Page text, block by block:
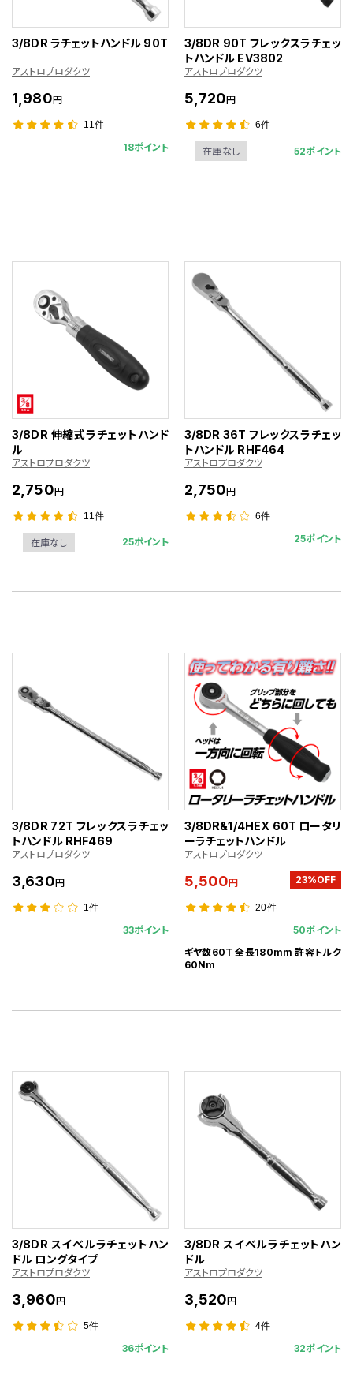
3/8DR ラチェットハンドル 90T
アストロプロダクツ
1,980円
11件
18ポイント
3/8DR 90T フレックスラチェッ
トハンドル EV3802
アストロプロダクツ
5,720円
6件
在庫なし 52ポイント
3/8DR 伸縮式ラチェットハンド
ル
アストロプロダクツ
2,750円
11件
在庫なし 25ポイント
3/8DR 36T フレックスラチェッ
トハンドル RHF464
アストロプロダクツ
2,750円
6件
25ポイント
3/8DR 72T フレックスラチェッ
トハンドル RHF469
アストロプロダクツ
3,630円
1件
33ポイント
3/8DR&1/4HEX 60T ロータリ
ーラチェットハンドル
アストロプロダクツ
5,500円 23%OFF
20件
50ポイント
ギヤ数60T 全長180mm 許容トルク
60Nm
3/8DR スイベルラチェットハン
ドル ロングタイプ
アストロプロダクツ
3,960円
5件
36ポイント
3/8DR スイベルラチェットハン
ドル
アストロプロダクツ
3,520円
4件
32ポイント